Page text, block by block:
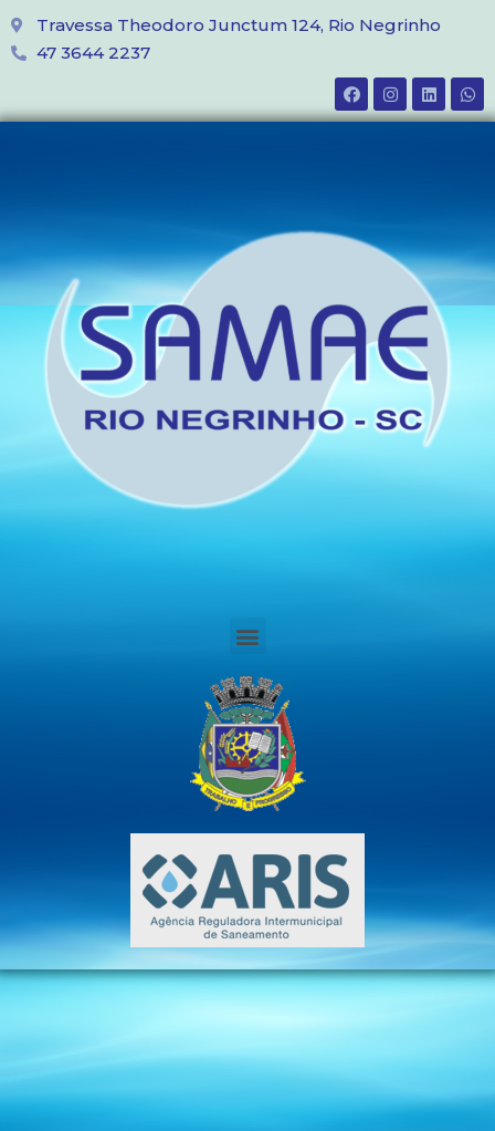
Travessa Theodoro Junctum 124, Rio Negrinho
47 3644 2237